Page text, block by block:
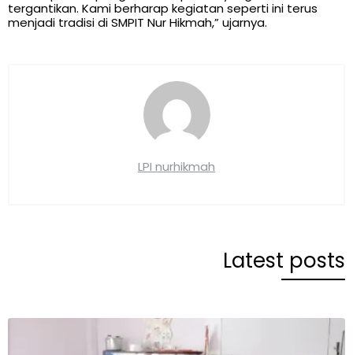
tergantikan. Kami berharap kegiatan seperti ini terus
menjadi tradisi di SMPIT Nur Hikmah,” ujarnya.
LPI nurhikmah
Latest posts